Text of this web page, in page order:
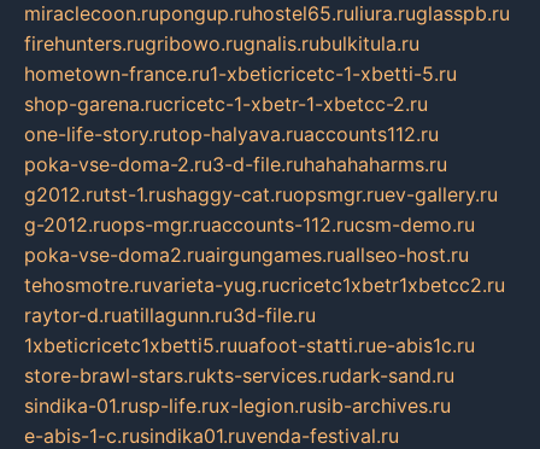
miraclecoon.rupongup.ruhostel65.ruliura.ruglasspb.ru
firehunters.rugribowo.rugnalis.rubulkitula.ru
hometown-france.ru1-xbeticricetc-1-xbetti-5.ru
shop-garena.rucricetc-1-xbetr-1-xbetcc-2.ru
one-life-story.rutop-halyava.ruaccounts112.ru
poka-vse-doma-2.ru3-d-file.ruhahahaharms.ru
g2012.rutst-1.rushaggy-cat.ruopsmgr.ruev-gallery.ru
g-2012.ruops-mgr.ruaccounts-112.rucsm-demo.ru
poka-vse-doma2.ruairgungames.ruallseo-host.ru
tehosmotre.ruvarieta-yug.rucricetc1xbetr1xbetcc2.ru
raytor-d.ruatillagunn.ru3d-file.ru
1xbeticricetc1xbetti5.ruuafoot-statti.rue-abis1c.ru
store-brawl-stars.rukts-services.rudark-sand.ru
sindika-01.rusp-life.rux-legion.rusib-archives.ru
e-abis-1-c.rusindika01.ruvenda-festival.ru